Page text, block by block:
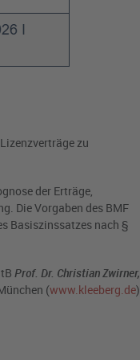
zu
der Erträge,
Die Vorgaben des BMF
Basiszinssatzes nach §
Prof. Dr. Christian Zwirner,
(www.kleeberg.de)